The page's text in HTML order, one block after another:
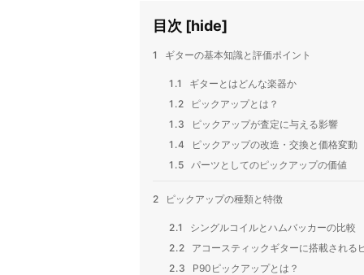
目次 [hide]
1 ギターの基本知識と評価ポイント
1.1
ギターとはどんな楽器か
1.2
ピックアップとは？
1.3
ピックアップが査定に与える影響
1.4
ピックアップの改造・交換と価格変動
1.5 パーツとしてのピックアップの価値
2 ピックアップの種類と特徴
2.1
シングルコイルとハムバッカーの比較
2.2
アコースティックギターに搭載される
2.3
P90ピックアップとは？